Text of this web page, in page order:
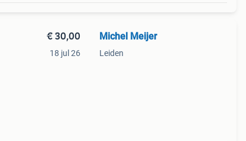
€ 30,00
18 jul 26
Michel Meijer
Leiden